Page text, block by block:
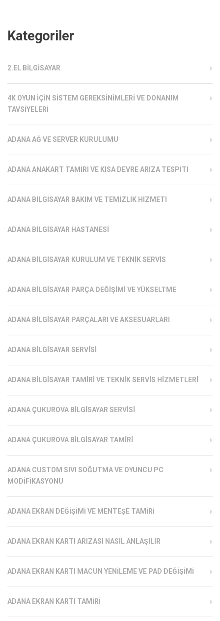
Kategoriler
2.EL BILGISAYAR
4K OYUN İÇIN SISTEM GEREKSINIMLERI VE DONANIM
TAVSIYELERI
ADANA AĞ VE SERVER KURULUMU
ADANA ANAKART TAMIRI VE KISA DEVRE ARIZA TESPITI
ADANA BILGISAYAR BAKIM VE TEMIZLIK HIZMETI
ADANA BILGISAYAR HASTANESI
ADANA BILGISAYAR KURULUM VE TEKNIK SERVIS
ADANA BILGISAYAR PARÇA DEĞIŞIMI VE YÜKSELTME
ADANA BILGISAYAR PARÇALARI VE AKSESUARLARI
ADANA BILGISAYAR SERVISI
ADANA BILGISAYAR TAMIRI VE TEKNIK SERVIS HIZMETLERI
ADANA ÇUKUROVA BILGISAYAR SERVISI
ADANA ÇUKUROVA BILGISAYAR TAMIRI
ADANA CUSTOM SIVI SOĞUTMA VE OYUNCU PC
MODIFIKASYONU
ADANA EKRAN DEĞIŞIMI VE MENTEŞE TAMIRI
ADANA EKRAN KARTI ARIZASI NASIL ANLAŞILIR
ADANA EKRAN KARTI MACUN YENILEME VE PAD DEĞIŞIMI
ADANA EKRAN KARTI TAMIRI